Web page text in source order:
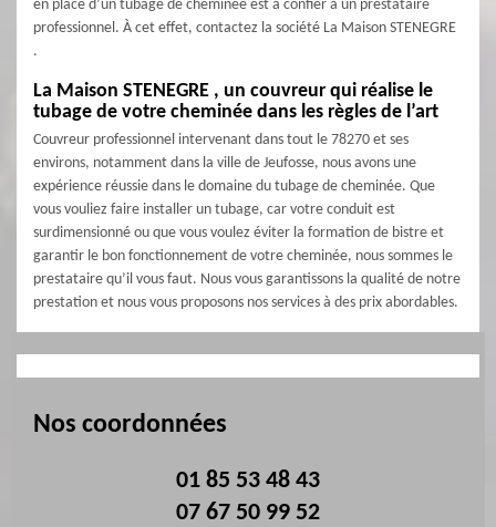
en place d’un tubage de cheminée est à confier à un prestataire
professionnel. À cet effet, contactez la société La Maison STENEGRE
.
La Maison STENEGRE , un couvreur qui réalise le
tubage de votre cheminée dans les règles de l’art
Couvreur professionnel intervenant dans tout le 78270 et ses
environs, notamment dans la ville de Jeufosse, nous avons une
expérience réussie dans le domaine du tubage de cheminée. Que
vous vouliez faire installer un tubage, car votre conduit est
surdimensionné ou que vous voulez éviter la formation de bistre et
garantir le bon fonctionnement de votre cheminée, nous sommes le
prestataire qu’il vous faut. Nous vous garantissons la qualité de notre
prestation et nous vous proposons nos services à des prix abordables.
Nos coordonnées
01 85 53 48 43
07 67 50 99 52